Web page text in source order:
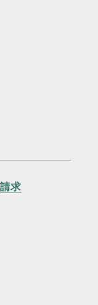
求